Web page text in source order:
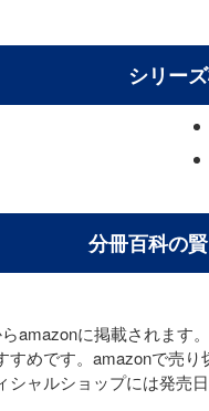
シリー
分冊百科の
amazonに掲載されます
すめです。amazonで売
ャルショップには発売日